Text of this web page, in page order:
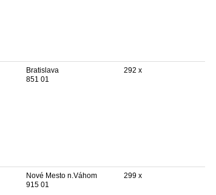
Bratislava
851 01
292 x
Nové Mesto n.Váhom
915 01
299 x